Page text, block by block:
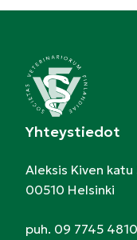
Yhteystiedot
Aleksis Kiven katu
00510 Helsinki
puh. 09 7745 4810